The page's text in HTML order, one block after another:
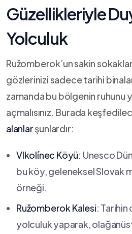
Güzellikleriyle
Yolculuk
Ružomberok’un sakin
gözlerinizi sadece tarihi​
zamanda bu bölgenin ruhunu
açmalısınız. Burada
alanlarşunlardır:
Vlkolínec Köyü: Unesco
bu köy, geleneksel ‌Slovak
örneği.
Ružomberok Kalesi:
yolculuk yaparak,